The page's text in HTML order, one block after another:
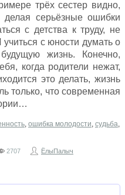
трёх сестер видно,
делая серьёзные ошибки
с детства к труду, не
с юности думать о
жизнь. Конечно,
когда родители нежат,
это делать, жизнь
только, что современная
, ошибка молодости, судьба,
2707 ЁлыПалыч